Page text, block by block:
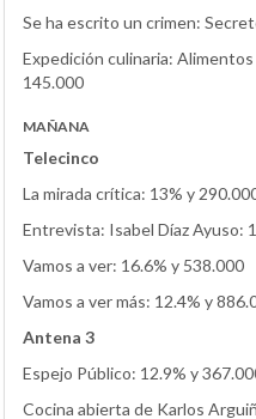
Se ha escrito un crimen:
Expedición culinaria:
145.000
MAÑANA
Telecinco
La mirada crítica: 13% y
Entrevista: Isabel Díaz Ayuso:
Vamos a ver: 16.6% y 538.000
Vamos a ver más: 12.4% y
Antena 3
Espejo Público: 12.9% y
Cocina abierta de Karlos